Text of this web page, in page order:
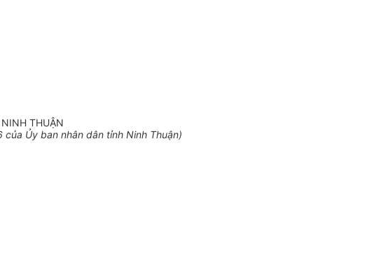
THUẬN
Ủy ban nhân dân tỉnh Ninh Thuận)